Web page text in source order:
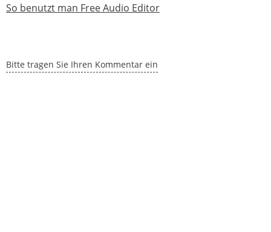
So benutzt man Free Audio Editor
Bitte tragen Sie Ihren Kommentar ein